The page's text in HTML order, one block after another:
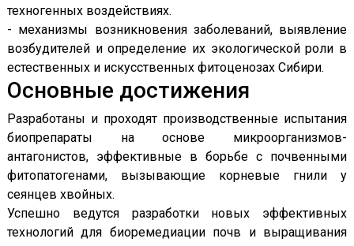
техногенных воздействиях.
- механизмы возникновения заболеваний, выявление
возбудителей и определение их экологической роли в
естественных и искусственных фитоценозах Сибири.
Основные достижения
Разработаны и проходят производственные испытания
биопрепараты на основе микроорганизмов-
антагонистов, эффективные в борьбе с почвенными
фитопатогенами, вызывающие корневые гнили у
сеянцев хвойных.
Успешно ведутся разработки новых эффективных
технологий для биоремедиации почв и выращивания